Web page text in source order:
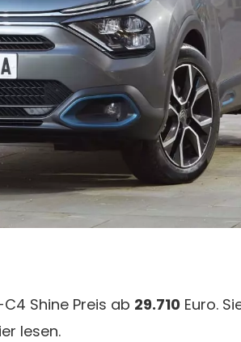
Shine Preis ab 29.710 Euro.
lesen.